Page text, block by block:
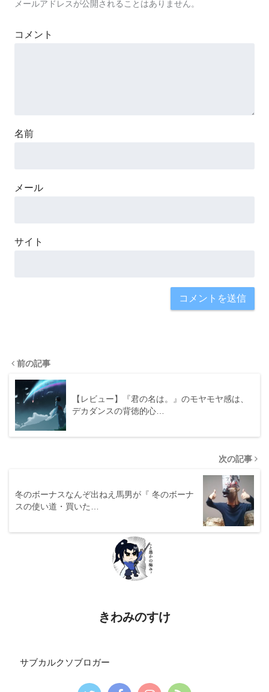
メールアドレスが公開されることはありません。
コメント
名前
メール
サイト
前の記事
【レビュー】『君の名は。』のモヤモヤ感は、
デカダンスの背徳的心…
次の記事
冬のボーナスなんぞ出ねえ馬男が『 冬のボーナ
スの使い道・買いた…
きわみのすけ
サブカルクソブロガー